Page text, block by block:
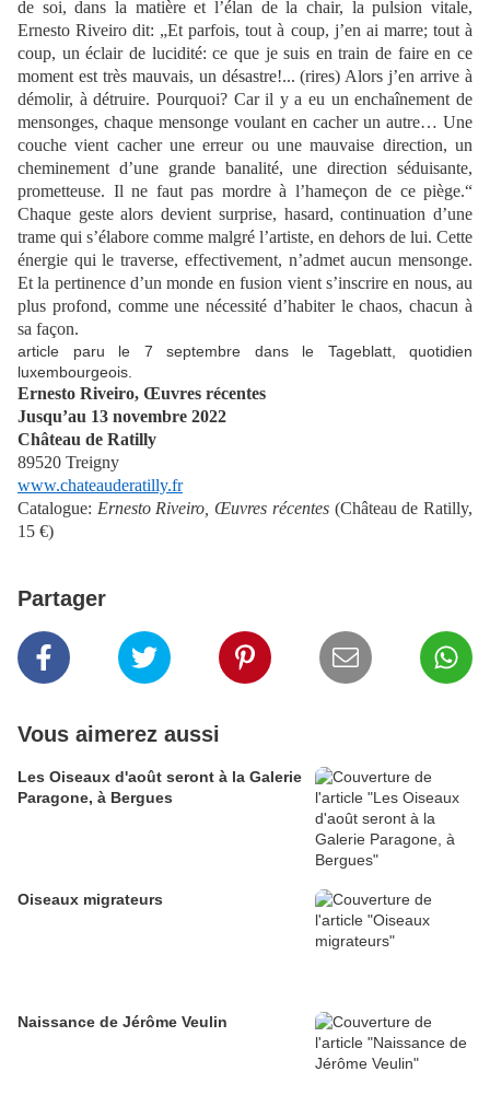
de soi, dans la matière et l’élan de la chair, la pulsion vitale,
Ernesto Riveiro dit: „Et parfois, tout à coup, j’en ai marre; tout à
coup, un éclair de lucidité: ce que je suis en train de faire en ce
moment est très mauvais, un désastre!... (rires) Alors j’en arrive à
démolir, à détruire. Pourquoi? Car il y a eu un enchaînement de
mensonges, chaque mensonge voulant en cacher un autre… Une
couche vient cacher une erreur ou une mauvaise direction, un
cheminement d’une grande banalité, une direction séduisante,
prometteuse. Il ne faut pas mordre à l’hameçon de ce piège.“
Chaque geste alors devient surprise, hasard, continuation d’une
trame qui s’élabore comme malgré l’artiste, en dehors de lui. Cette
énergie qui le traverse, effectivement, n’admet aucun mensonge.
Et la pertinence d’un monde en fusion vient s’inscrire en nous, au
plus profond, comme une nécessité d’habiter le chaos, chacun à
sa façon.
article paru le 7 septembre dans le Tageblatt, quotidien
luxembourgeois.
Ernesto Riveiro, Œuvres récentes
Jusqu’au 13 novembre 2022
Château de Ratilly
89520 Treigny
www.chateauderatilly.fr
Catalogue: Ernesto Riveiro, Œuvres récentes(Château de Ratilly,
15 €)
Partager
Vous aimerez aussi
Les Oiseaux d'août seront à la Galerie
Paragone, à Bergues
Oiseaux migrateurs
Naissance de Jérôme Veulin